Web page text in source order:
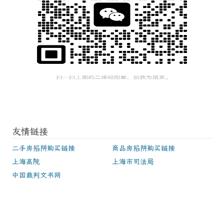
友情链接
二手房陷阱购买链接
商品房陷阱购买链接
上海高院
上海市司法局
中国裁判文书网